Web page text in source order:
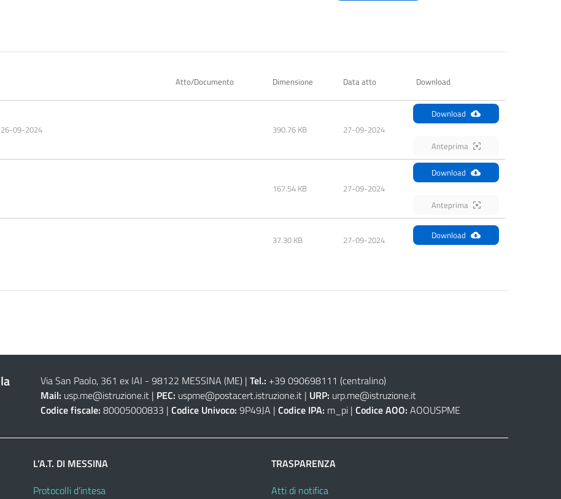
Atto/Documento Dimensione Data atto Download
09-2024 390.76 KB 27-09-2024
Download
Anteprima
167.54 KB 27-09-2024
Download
Anteprima
37.30 KB 27-09-2024 Download
Via San Paolo, 361 ex IAI - 98122 MESSINA (ME)| Tel.: +39 090698111 (centralino)
Mail: usp.me@istruzione.it| PEC: uspme@postacert.istruzione.it| URP: urp.me@istruzione.it
Codice fiscale: 80005000833 | Codice Univoco: 9P49JA | Codice IPA: m_pi | Codice AOO: AOOUSPME
L’A.T. DI MESSINA
Protocolli d’intesa
TRASPARENZA
Atti di notifica